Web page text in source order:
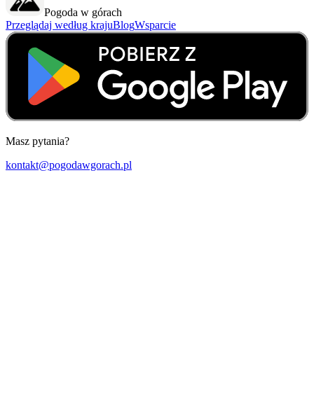
Pogoda w górach
Przeglądaj według krajuBlogWsparcie
Masz pytania?
kontakt@pogodawgorach.pl